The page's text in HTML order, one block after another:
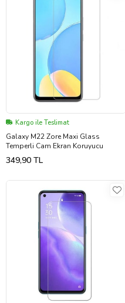
Kargo ile Teslimat
Galaxy M22 Zore Maxi Glass
Temperli Cam Ekran Koruyucu
349,90 TL